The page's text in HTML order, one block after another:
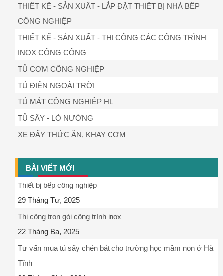
THIẾT KẾ - SẢN XUẤT - LẮP ĐẶT THIẾT BỊ NHÀ BẾP
CÔNG NGHIỆP
THIẾT KẾ - SẢN XUẤT - THI CÔNG CÁC CÔNG TRÌNH
INOX CÔNG CỘNG
TỦ CƠM CÔNG NGHIỆP
TỦ ĐIỆN NGOÀI TRỜI
TỦ MÁT CÔNG NGHIỆP HL
TỦ SẤY - LÒ NƯỚNG
XE ĐẨY THỨC ĂN, KHAY CƠM
BÀI VIẾT MỚI
Thiết bị bếp công nghiệp
29 Tháng Tư, 2025
Thi công trọn gói công trình inox
22 Tháng Ba, 2025
Tư vấn mua tủ sấy chén bát cho trường học mầm non ở Hà
Tĩnh